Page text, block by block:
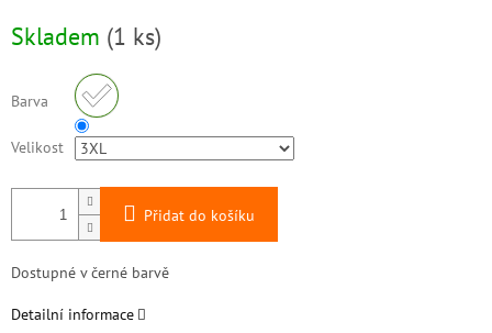
cena:
Skladem (1 ks)
Barva
Velikost
Přidat do košíku
Dostupné v černé barvě
Detailní informace